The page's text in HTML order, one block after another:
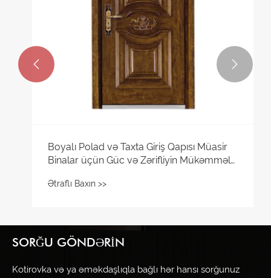
Boyalı Polad və Taxta Giriş Qapısı Müasir
Binalar üçün Güc və Zərifliyin Mükəmməl
Ətraflı Baxın >>
 
SORĞU GÖNDƏRIN
Kotirovka və ya əməkdaşlıqla bağlı hər hansı sorğunuz